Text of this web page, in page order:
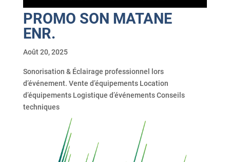
PROMO SON MATANE
ENR.
Août 20, 2025
Sonorisation & Éclairage professionnel lors
d’événement. Vente d’équipements Location
d’équipements Logistique d’événements Conseils
techniques